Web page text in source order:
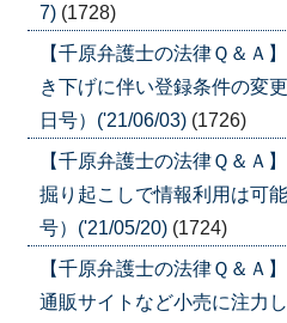
7) (1728)
【千原弁護士の法律Ｑ＆
き下げに伴い登録条件の変
日号）('21/06/03) (1726)
【千原弁護士の法律Ｑ＆
掘り起こしで情報利用は可
号）('21/05/20) (1724)
【千原弁護士の法律Ｑ＆
通販サイトなど小売に注力